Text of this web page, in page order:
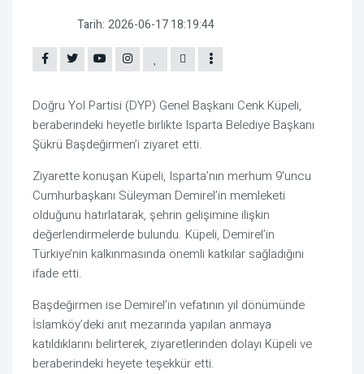
Tarih: 2026-06-17 18:19:44
Doğru Yol Partisi (DYP) Genel Başkanı Cenk Küpeli,
beraberindeki heyetle birlikte Isparta Belediye Başkanı
Şükrü Başdeğirmen’i ziyaret etti.
Ziyarette konuşan Küpeli, Isparta’nın merhum 9'uncu
Cumhurbaşkanı Süleyman Demirel’in memleketi
olduğunu hatırlatarak, şehrin gelişimine ilişkin
değerlendirmelerde bulundu. Küpeli, Demirel’in
Türkiye’nin kalkınmasında önemli katkılar sağladığını
ifade etti.
Başdeğirmen ise Demirel’in vefatının yıl dönümünde
İslamköy’deki anıt mezarında yapılan anmaya
katıldıklarını belirterek, ziyaretlerinden dolayı Küpeli ve
beraberindeki heyete teşekkür etti.